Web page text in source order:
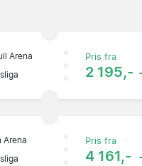
Arena
Pris fra
2 195,-
Arena
Pris fra
4 161,-